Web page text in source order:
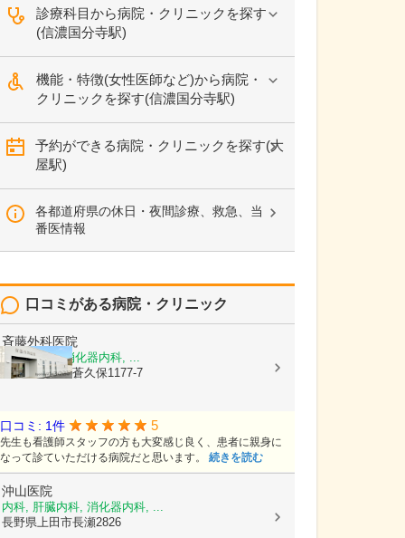
診療科目から病院・クリニックを探す
(信濃国分寺駅)
機能・特徴(女性医師など)から病院・
クリニックを探す(信濃国分寺駅)
予約ができる病院・クリニックを探す(大
屋駅)
各都道府県の休日・夜間診療、救急、当
番医情報
口コミがある病院・クリニック
斉藤外科医院
内科, 外科, 消化器内科, ...
長野県上田市蒼久保1177-7
口コミ: 1件 5
先生も看護師スタッフの方も大変感じ良く、患者に親身に
なって診ていただける病院だと思います。 続きを読む
沖山医院
内科, 肝臓内科, 消化器内科, ...
長野県上田市長瀬2826